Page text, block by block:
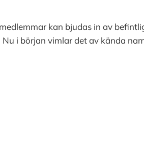
kan bjudas in av
i början vimlar det av kända